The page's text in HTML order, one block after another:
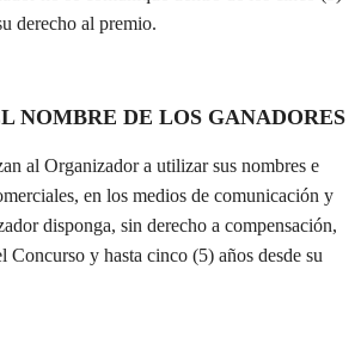
derecho al premio.
NOMBRE DE LOS GANADORES
al Organizador a utilizar sus nombres e
en los medios de comunicación y
disponga, sin derecho a compensación,
Concurso y hasta cinco (5) años desde su